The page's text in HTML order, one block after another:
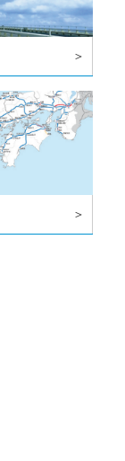
＞
＞